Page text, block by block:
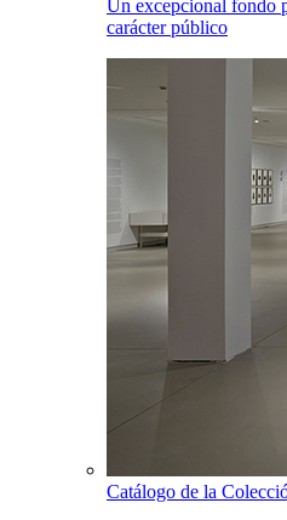
Un excepcional fondo
carácter público
Catálogo de la